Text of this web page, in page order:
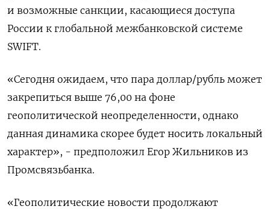
и возможные санкции, касающиеся доступа
России к глобальной межбанковской системе
SWIFT.
«Сегодня ожидаем, что пара доллар/рубль может
закрепиться выше 76,00 на фоне
геополитической неопределенности, однако
данная динамика скорее будет носить локальный
характер», - предположил Егор Жильников из
Промсвязьбанка.
«Геополитические новости продолжают